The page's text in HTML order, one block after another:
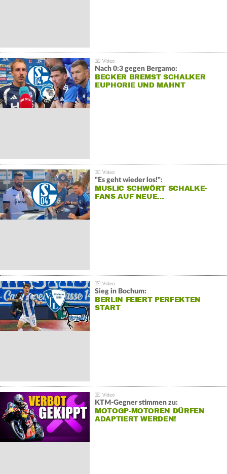
Nach 0:3 gegen Bergamo:
BECKER BREMST SCHALKER
EUPHORIE UND MAHNT
"Es geht wieder los!":
MUSLIC SCHWÖRT SCHALKE-
FANS AUF NEUE…
Sieg in Bochum:
BERLIN FEIERT PERFEKTEN
START
KTM-Gegner stimmen zu:
MOTOGP-MOTOREN DÜRFEN
ADAPTIERT WERDEN!